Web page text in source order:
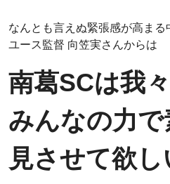
なんとも言えぬ緊張感が高ま
ユース監督 向笠実さんからは
南葛SCは我
みんなの力
見させて欲し